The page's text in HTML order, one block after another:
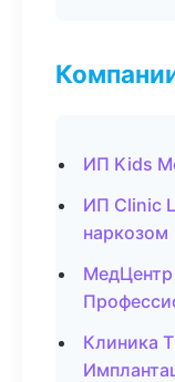
ИП Kids
ИП Clinic
наркозом
Клиника